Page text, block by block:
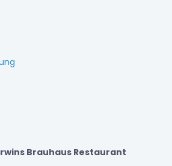
Brauhaus Restaurant